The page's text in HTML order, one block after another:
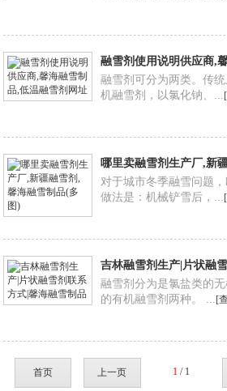
融雪剂使用说明供应商,
雪剂网址
融雪剂可分为两类。传
机融雪剂，以氯化钠、...
哪里卖融雪剂生产厂,新
品(多图)
对于城市冬季融雪问题
做法是：机械铲雪后，...
吉林融雪剂生产|片状融
雪制品
融雪剂分为是氯盐类的
的有机融雪剂两种。 ...[
首页 上一页 1 / 1